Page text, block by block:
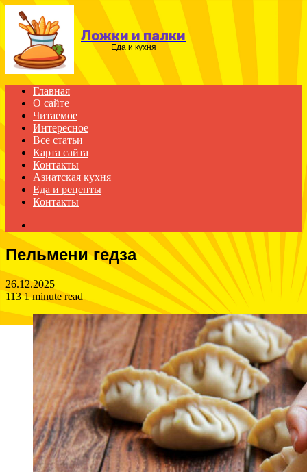
Menu
Ложки и палки
Еда и кухня
Главная
О сайте
Читаемое
Интересное
Все статьи
Карта сайта
Контакты
Азиатская кухня
Еда и рецепты
Контакты
Пельмени гедза
26.12.2025
1131 minute read